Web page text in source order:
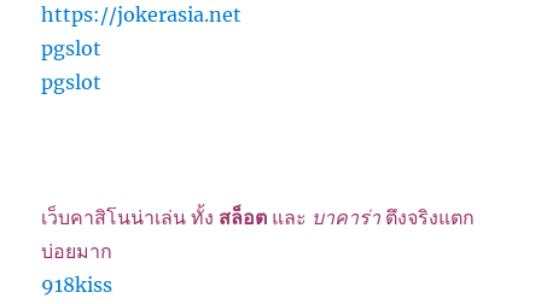
https://jokerasia.net
pgslot
pgslot
เว็บคาสิโนน่าเล่น ทั้ง สล็อต และ บาคาร่า ตึงจริงแตก
บ่อยมาก
918kiss